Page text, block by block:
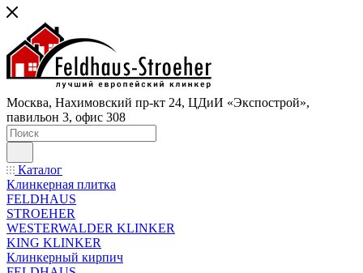
Москва, Нахимовский пр-кт 24, ЦДиИ «Экспострой»,
павильон 3, офис 308
Каталог
Клинкерная плитка
FELDHAUS
STROEHER
WESTERWALDER KLINKER
KING KLINKER
Клинкерный кирпич